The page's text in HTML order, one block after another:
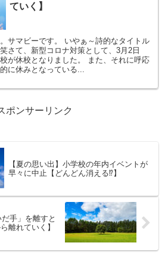
ていく】
サマビーです。 いやぁ～詩的なタイトル
さて、新型コロナ対策として、3月2日
が休校となりました。 また、それに呼応
に休みとなっている...
ポンサーリンク
【夏の思い出】小学校の年内イベントが
早々に中止【どんどん消える⁉】
手」を離すと
離れていく】